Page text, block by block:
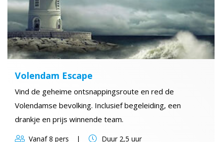
Volendam Escape
Vind de geheime ontsnappingsroute en red de
Volendamse bevolking. Inclusief begeleiding, een
drankje en prijs winnende team.
Vanaf8 pers Duur2,5 uur